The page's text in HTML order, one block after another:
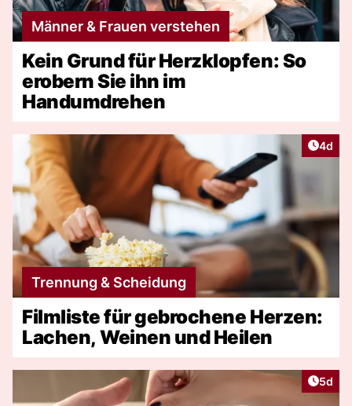
Männer & Frauen verstehen
Kein Grund für Herzklopfen: So
erobern Sie ihn im
Handumdrehen
4d
Trennung & Scheidung
Filmliste für gebrochene Herzen:
Lachen, Weinen und Heilen
5d